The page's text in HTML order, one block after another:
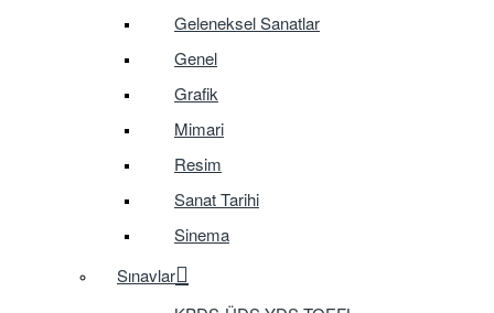
Geleneksel Sanatlar
Genel
Grafik
Mimari
Resim
Sanat Tarihi
Sinema
Sınavlar